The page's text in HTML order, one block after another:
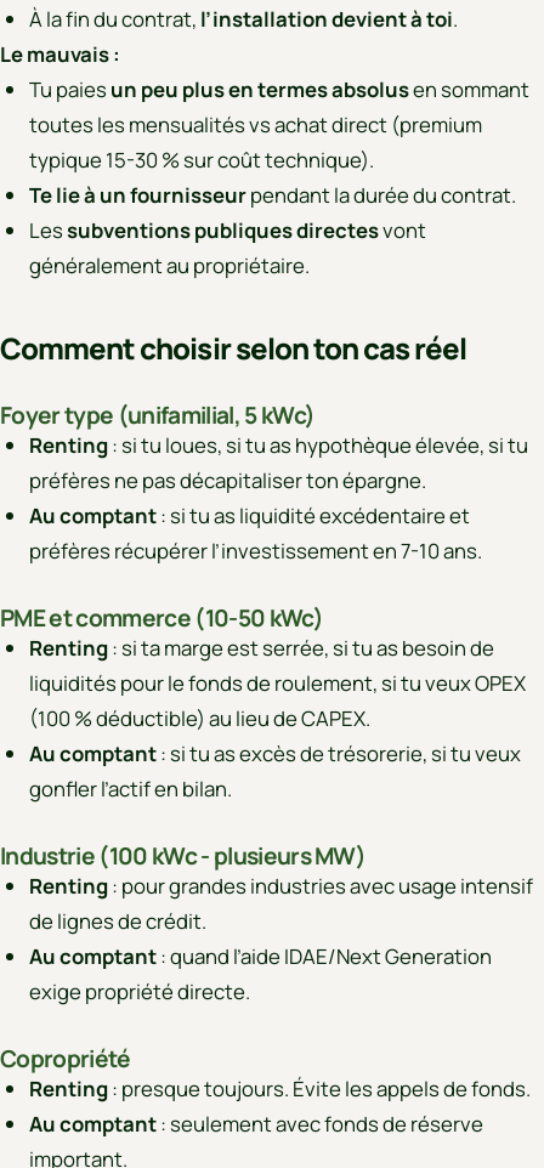
À la fin du contrat, l’installation devient à toi.
Le mauvais :
Tu paies un peu plus en termes absolusen sommant
toutes les mensualités vs achat direct (premium
typique 15-30 % sur coût technique).
Te lie à un fournisseurpendant la durée du contrat.
Lessubventions publiques directesvont
généralement au propriétaire.
Comment choisir selon ton cas réel
Foyer type (unifamilial, 5 kWc)
Renting: si tu loues, si tu as hypothèque élevée, si tu
préfères ne pas décapitaliser ton épargne.
Au comptant: si tu as liquidité excédentaire et
préfères récupérer l’investissement en 7-10 ans.
PME et commerce (10-50 kWc)
Renting: si ta marge est serrée, si tu as besoin de
liquidités pour le fonds de roulement, si tu veux OPEX
(100 % déductible) au lieu de CAPEX.
Au comptant: si tu as excès de trésorerie, si tu veux
gonfler l’actif en bilan.
Industrie (100 kWc - plusieurs MW)
Renting: pour grandes industries avec usage intensif
de lignes de crédit.
Au comptant: quand l’aide IDAE/Next Generation
exige propriété directe.
Copropriété
Renting: presque toujours. Évite les appels de fonds.
Au comptant: seulement avec fonds de réserve
important.